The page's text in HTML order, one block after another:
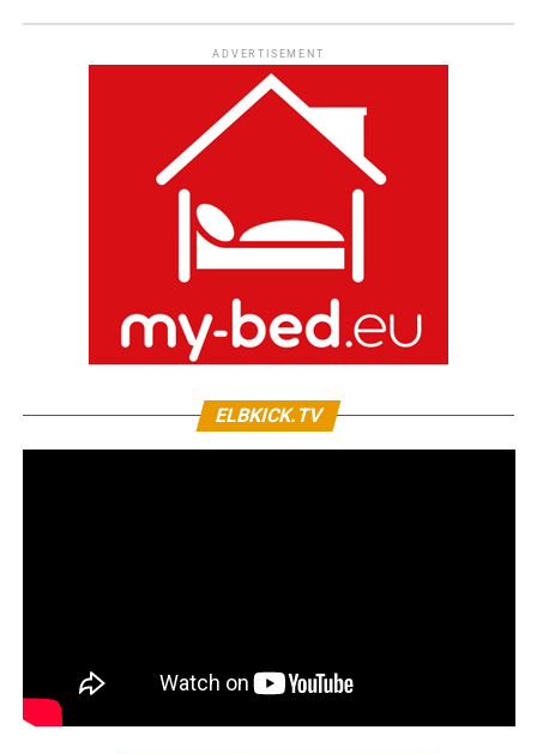
ADVERTISEMENT
ELBKICK.TV